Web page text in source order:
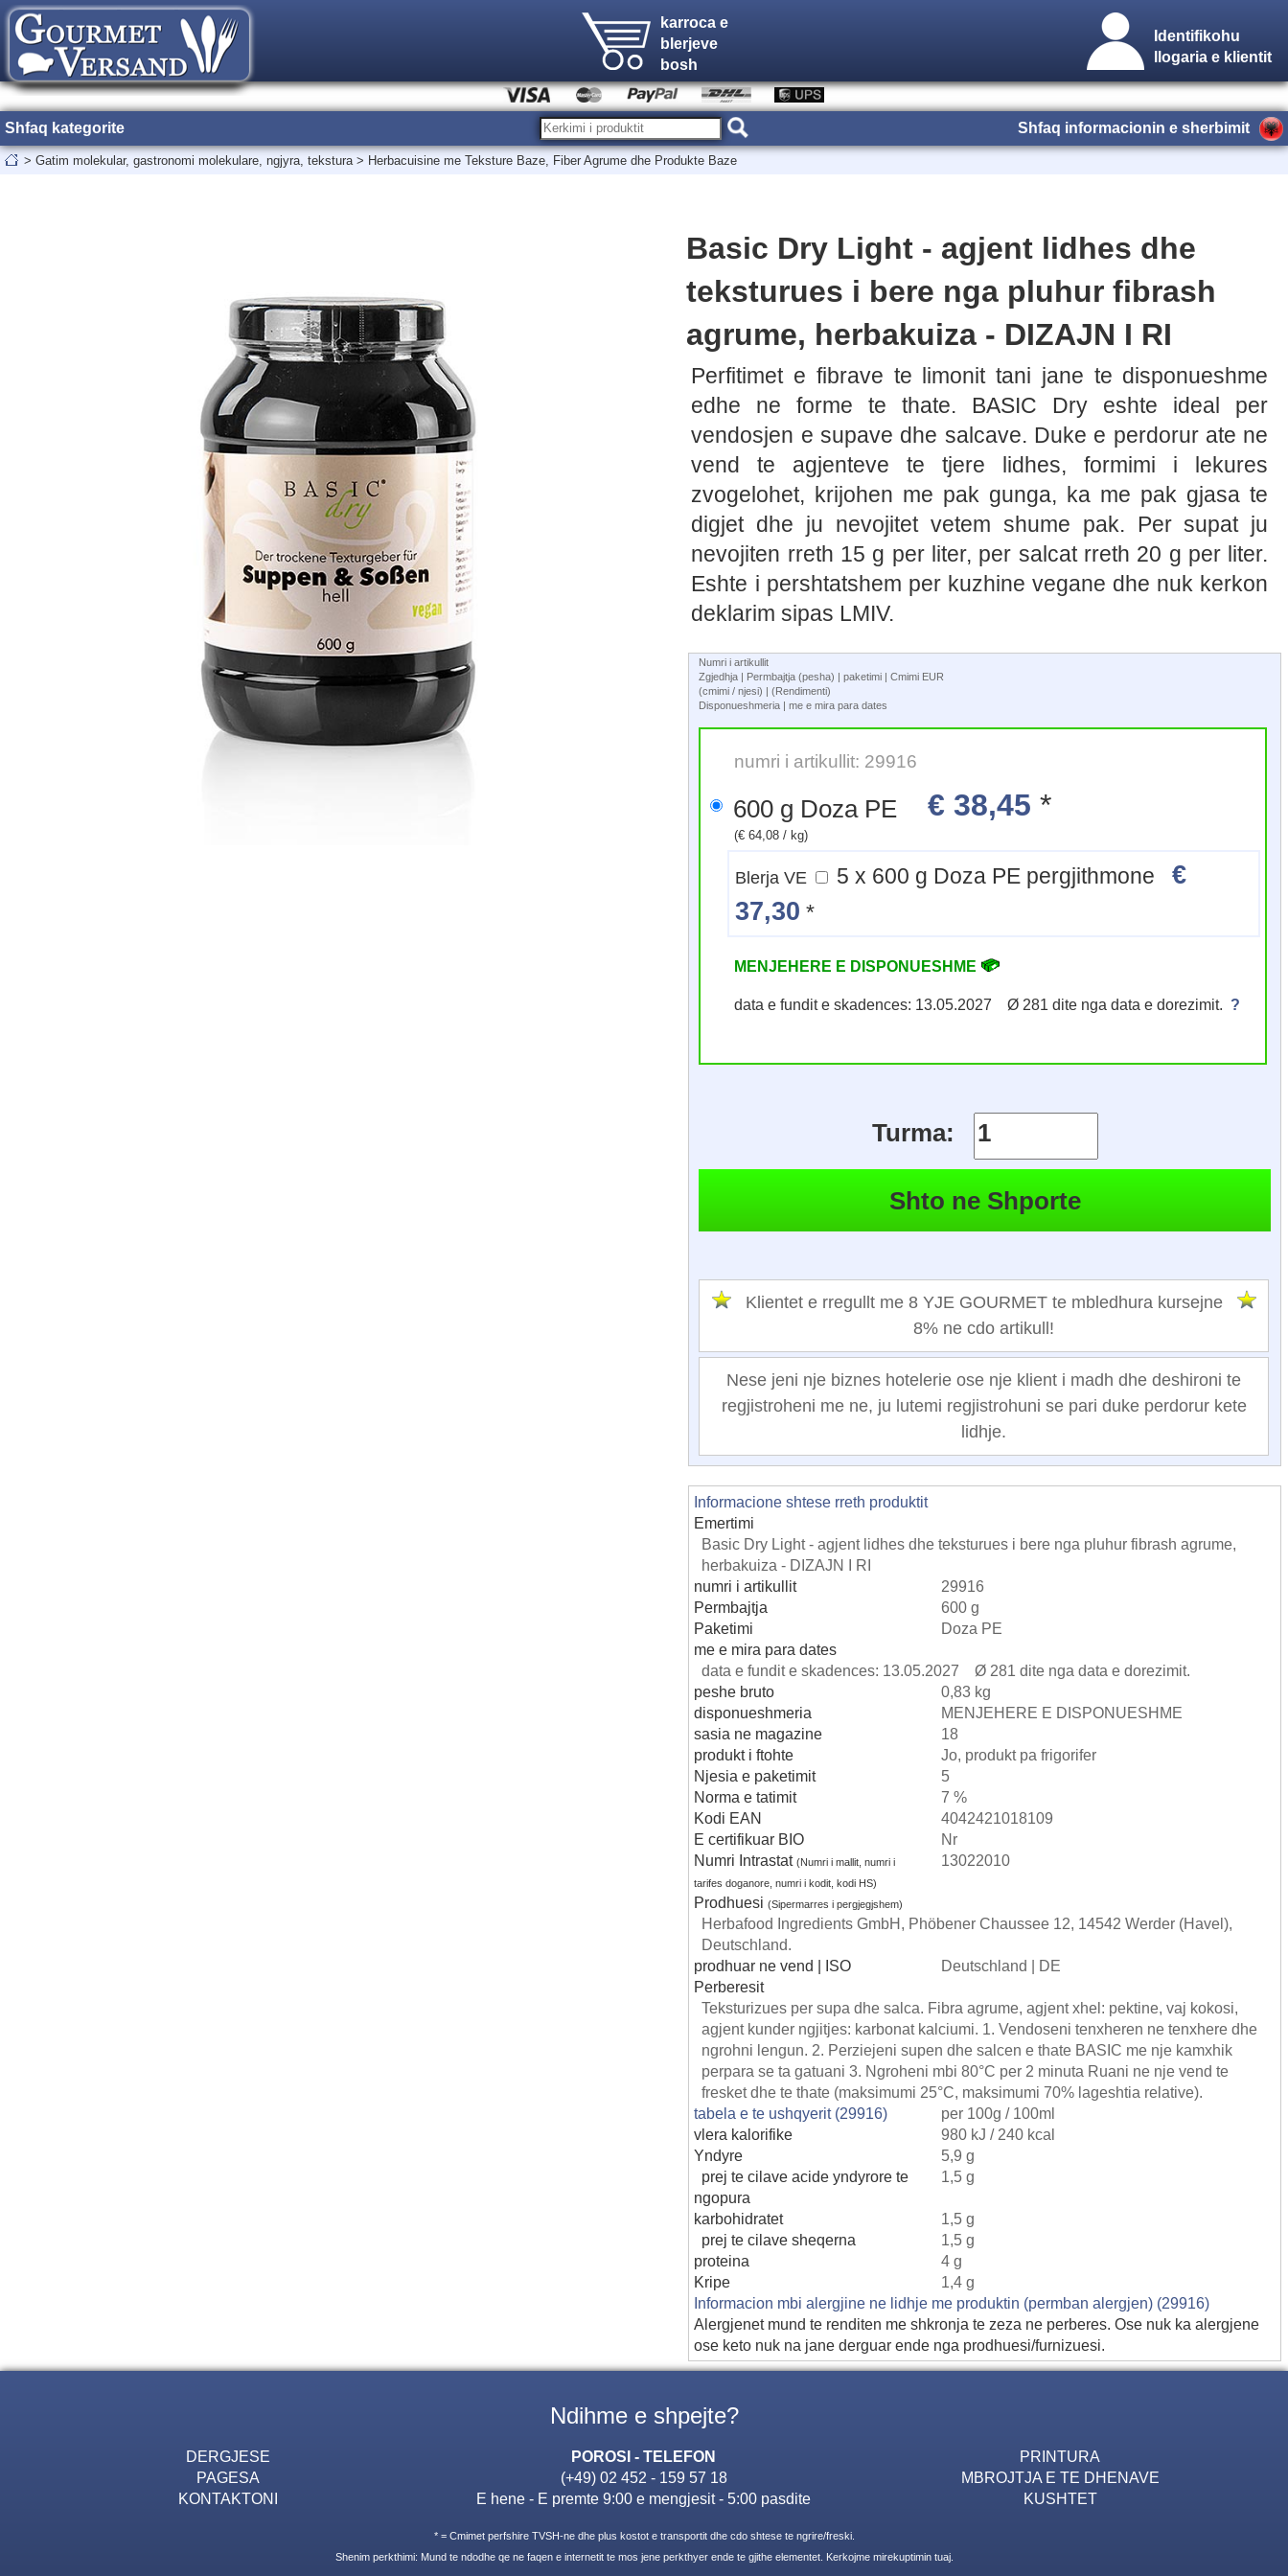
karroca e
blerjeve
bosh
Identifikohu
llogaria e klientit
Shfaq kategorite Shfaq informacionin e sherbimit
> Gatim molekular, gastronomi molekulare, ngjyra, tekstura > Herbacuisine me Teksture Baze, Fiber Agrume dhe Produkte Baze
Basic Dry Light - agjent lidhes dhe
teksturues i bere nga pluhur fibrash
agrume, herbakuiza - DIZAJN I RI
Perfitimet e fibrave te limonit tani jane te disponueshme
edhe ne forme te thate. BASIC Dry eshte ideal per
vendosjen e supave dhe salcave. Duke e perdorur ate ne
vend te agjenteve te tjere lidhes, formimi i lekures
zvogelohet, krijohen me pak gunga, ka me pak gjasa te
digjet dhe ju nevojitet vetem shume pak. Per supat ju
nevojiten rreth 15 g per liter, per salcat rreth 20 g per liter.
Eshte i pershtatshem per kuzhine vegane dhe nuk kerkon
deklarim sipas LMIV.
Numri i artikullit
Zgjedhja | Permbajtja (pesha) | paketimi | Cmimi EUR
(cmimi / njesi) | (Rendimenti)
Disponueshmeria | me e mira para dates
numri i artikullit: 29916
600 g Doza PE € 38,45 *
(€ 64,08 / kg)
Blerja VE 5 x 600 g Doza PE pergjithmone €
37,30 *
MENJEHERE E DISPONUESHME
data e fundit e skadences: 13.05.2027 Ø 281 dite nga data e dorezimit. ?
Turma:
Klientet e rregullt me 8 YJE GOURMET te mbledhura kursejne
8% ne cdo artikull!
Nese jeni nje biznes hotelerie ose nje klient i madh dhe deshironi te
regjistroheni me ne, ju lutemi regjistrohuni se pari duke perdorur kete
lidhje.
Informacione shtese rreth produktit
Emertimi
Basic Dry Light - agjent lidhes dhe teksturues i bere nga pluhur fibrash agrume,
herbakuiza - DIZAJN I RI
numri i artikullit
29916
Permbajtja
600 g
Paketimi
Doza PE
me e mira para dates
data e fundit e skadences: 13.05.2027 Ø 281 dite nga data e dorezimit.
peshe bruto
0,83 kg
disponueshmeria
MENJEHERE E DISPONUESHME
sasia ne magazine
18
produkt i ftohte
Jo, produkt pa frigorifer
Njesia e paketimit
5
Norma e tatimit
7 %
Kodi EAN
4042421018109
E certifikuar BIO
Nr
Numri Intrastat(Numri i mallit, numri i
tarifes doganore, numri i kodit, kodi HS)
13022010
Prodhuesi(Sipermarres i pergjegjshem)
Herbafood Ingredients GmbH, Phöbener Chaussee 12, 14542 Werder (Havel),
Deutschland.
prodhuar ne vend | ISO
Deutschland | DE
Perberesit
Teksturizues per supa dhe salca. Fibra agrume, agjent xhel: pektine, vaj kokosi,
agjent kunder ngjitjes: karbonat kalciumi. 1. Vendoseni tenxheren ne tenxhere dhe
ngrohni lengun. 2. Perziejeni supen dhe salcen e thate BASIC me nje kamxhik
perpara se ta gatuani 3. Ngroheni mbi 80°C per 2 minuta Ruani ne nje vend te
fresket dhe te thate (maksimumi 25°C, maksimumi 70% lageshtia relative).
tabela e te ushqyerit (29916)
per 100g / 100ml
vlera kalorifike
980 kJ / 240 kcal
Yndyre
5,9 g
prej te cilave acide yndyrore te
ngopura
1,5 g
karbohidratet
1,5 g
prej te cilave sheqerna
1,5 g
proteina
4 g
Kripe
1,4 g
Informacion mbi alergjine ne lidhje me produktin (permban alergjen) (29916)
Alergjenet mund te renditen me shkronja te zeza ne perberes. Ose nuk ka alergjene
ose keto nuk na jane derguar ende nga prodhuesi/furnizuesi.
Ndihme e shpejte?
DERGJESE
PAGESA
KONTAKTONI
POROSI - TELEFON
(+49) 02 452 - 159 57 18
E hene - E premte 9:00 e mengjesit - 5:00 pasdite
PRINTURA
MBROJTJA E TE DHENAVE
KUSHTET
* = Cmimet perfshire TVSH-ne dhe plus kostot e transportit dhe cdo shtese te ngrire/freski.
Shenim perkthimi: Mund te ndodhe qe ne faqen e internetit te mos jene perkthyer ende te gjithe elementet. Kerkojme mirekuptimin tuaj.